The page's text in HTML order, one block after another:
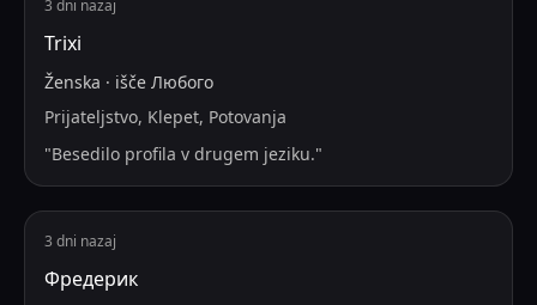
3 dni nazaj
Trixi
Ženska · išče Любого
Prijateljstvo, Klepet, Potovanja
"Besedilo profila v drugem jeziku."
3 dni nazaj
Фредерик